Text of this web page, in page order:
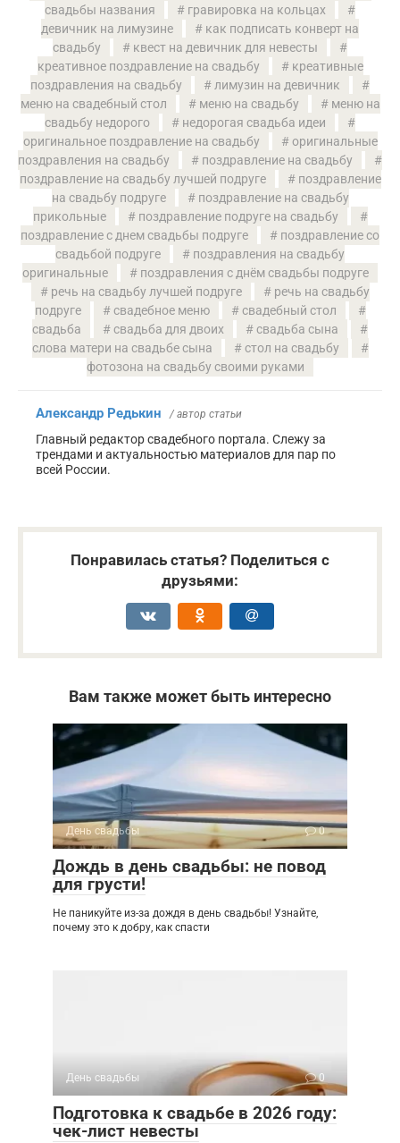
свадьбы названия
гравировка на кольцах
девичник на лимузине
как подписать конверт на
свадьбу
квест на девичник для невесты
креативное поздравление на свадьбу
креативные
поздравления на свадьбу
лимузин на девичник
меню на свадебный стол
меню на свадьбу
меню на
свадьбу недорого
недорогая свадьба идеи
оригинальное поздравление на свадьбу
оригинальные
поздравления на свадьбу
поздравление на свадьбу
поздравление на свадьбу лучшей подруге
поздравление
на свадьбу подруге
поздравление на свадьбу
прикольные
поздравление подруге на свадьбу
поздравление с днем свадьбы подруге
поздравление со
свадьбой подруге
поздравления на свадьбу
оригинальные
поздравления с днём свадьбы подруге
речь на свадьбу лучшей подруге
речь на свадьбу
подруге
свадебное меню
свадебный стол
свадьба
свадьба для двоих
свадьба сына
слова матери на свадьбе сына
стол на свадьбу
фотозона на свадьбу своими руками
Александр Редькин / автор статьи
Главный редактор свадебного портала. Слежу за
трендами и актуальностью материалов для пар по
всей России.
Понравилась статья? Поделиться с
друзьями:
Вам также может быть интересно
День свадьбы 0
Дождь в день свадьбы: не повод
для грусти!
Не паникуйте из-за дождя в день свадьбы! Узнайте,
почему это к добру, как спасти
День свадьбы 0
Подготовка к свадьбе в 2026 году:
чек-лист невесты